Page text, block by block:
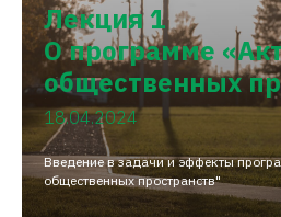
Лекция 1
О программе
общественных
18.04.2024
Введение в задачи и эффекты
общественных пространств"